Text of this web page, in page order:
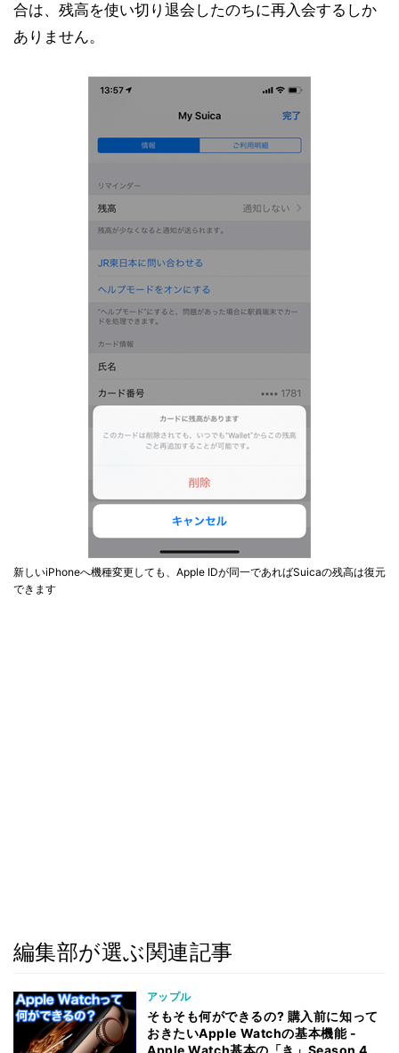
合は、残高を使い切り退会したのちに再入会するしか
ありません。
新しいiPhoneへ機種変更しても、Apple IDが同一であればSuicaの残高は復元
できます
編集部が選ぶ関連記事
アップル
そもそも何ができるの? 購入前に知って
おきたいApple Watchの基本機能 -